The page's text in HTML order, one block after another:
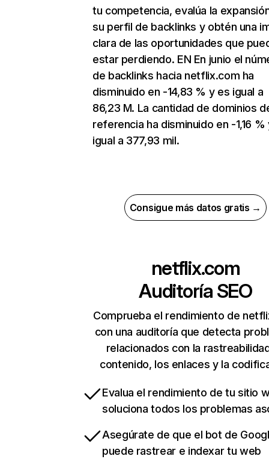
tu competencia, evalúa la
su perfil de backlinks y obtén una
clara de las oportunidades que
estar perdiendo. EN En junio el
de backlinks hacia netflix.com ha
disminuido en -14,83 % y es igual a
86,23 M. La cantidad de dominios
referencia ha disminuido en -1,16 %
igual a 377,93 mil.
Consigue más datos gratis →
netflix.com
Auditoría SEO
Comprueba el rendimiento de
con una auditoría que detecta
relacionados con la
contenido, los enlaces y la
Evalua el rendimiento de tu sitio
soluciona todos los problemas
Asegúrate de que el bot de
puede rastrear e indexar tu web